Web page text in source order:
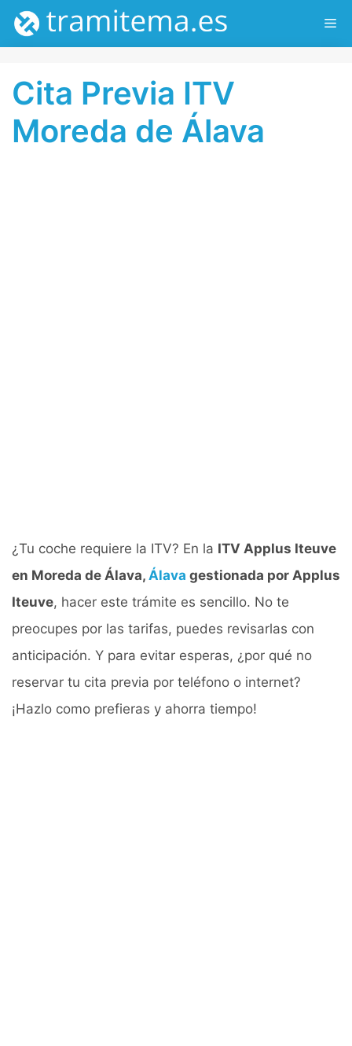
Saltar
Cita Previa ITV
Moreda de Álava
¿Tu coche requiere la ITV? En la ITV Applus Iteuve
en Moreda de Álava, Álava gestionada por Applus
Iteuve, hacer este trámite es sencillo. No te
preocupes por las tarifas, puedes revisarlas con
anticipación. Y para evitar esperas, ¿por qué no
reservar tu cita previa por teléfono o internet?
¡Hazlo como prefieras y ahorra tiempo!